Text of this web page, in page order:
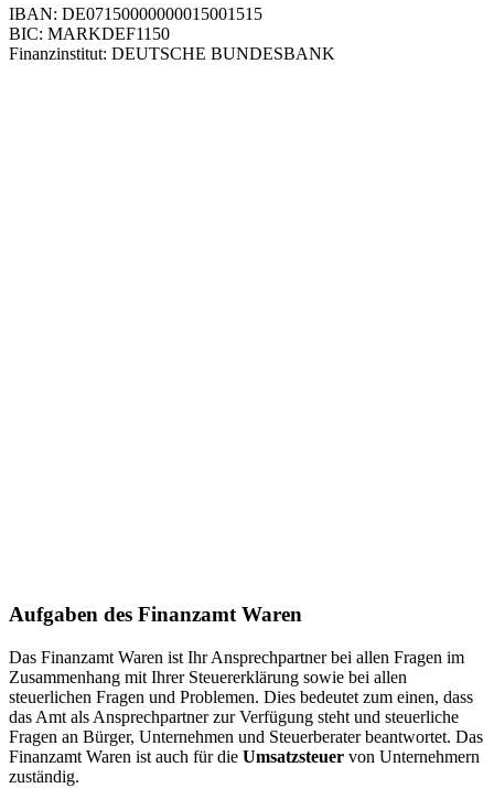
IBAN: DE07150000000015001515
BIC: MARKDEF1150
Finanzinstitut: DEUTSCHE BUNDESBANK
Aufgaben des Finanzamt Waren
Das Finanzamt Waren ist Ihr Ansprechpartner bei allen Fragen im
Zusammenhang mit Ihrer Steuererklärung sowie bei allen
steuerlichen Fragen und Problemen. Dies bedeutet zum einen, dass
das Amt als Ansprechpartner zur Verfügung steht und steuerliche
Fragen an Bürger, Unternehmen und Steuerberater beantwortet. Das
Finanzamt Waren ist auch für die Umsatzsteuer von Unternehmern
zuständig.